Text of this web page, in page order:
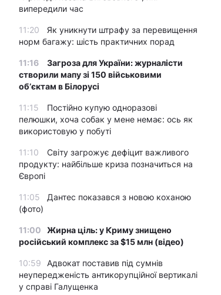
випередили час
11:20
Як уникнути штрафу за перевищення
норм багажу: шість практичних порад
11:16
Загроза для України: журналісти
створили мапу зі 150 військовими
обʼєктам в Білорусі
11:15
Постійно купую одноразові
пелюшки, хоча собак у мене немає: ось як
використовую у побуті
11:10
Світу загрожує дефіцит важливого
продукту: найбільше криза позначиться на
Європі
11:05
Дантес показався з новою коханою
(фото)
11:00
Жирна ціль: у Криму знищено
російський комплекс за $15 млн (відео)
10:59
Адвокат поставив під сумнів
неупередженість антикорупційної вертикалі
у справі Галущенка